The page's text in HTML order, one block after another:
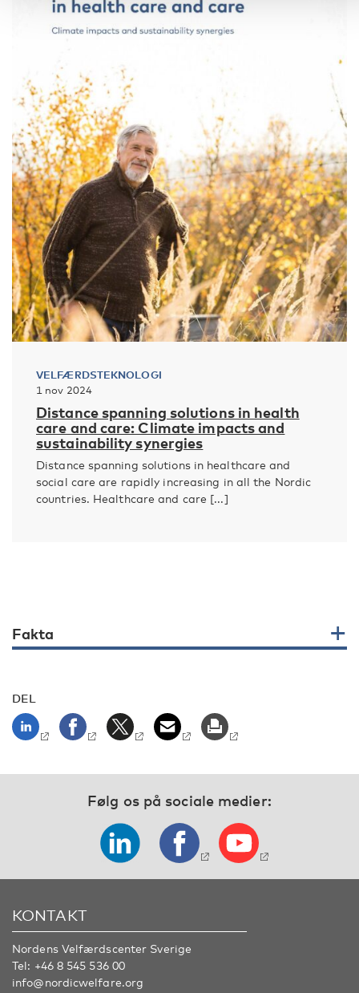
VELFÆRDSTEKNOLOGI
1 nov 2024
Distance spanning solutions in health
care and care: Climate impacts and
sustainability synergies
Distance spanning solutions in healthcare and
social care are rapidly increasing in all the Nordic
countries. Healthcare and care [...]
Fakta
DEL
Følg os på sociale medier:
KONTAKT
Nordens Velfærdscenter Sverige
Tel: +46 8 545 536 00
info@nordicwelfare.org